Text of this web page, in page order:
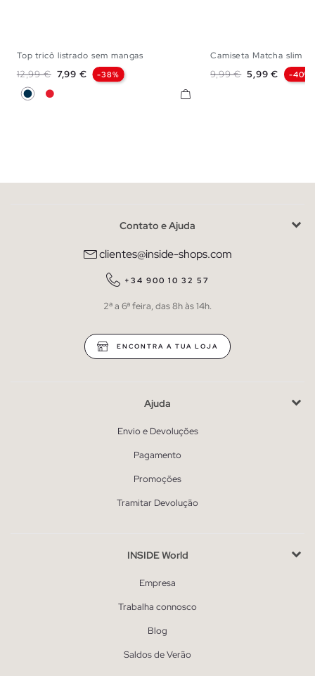
Top tricô listrado sem mangas
Preço normal
12,99 € Preço
7,99 € -38%
Azul Marinho
Coral
Camiseta Matcha slim
Preço normal
9,99 € Preço
5,99 € -40%
Contato e Ajuda
clientes@inside-shops.com
+34 900 10 32 57
2ª a 6ª feira, das 8h às 14h.
ENCONTRA A TUA LOJA
Ajuda
Envio e Devoluções
Pagamento
Promoções
Tramitar Devolução
INSIDE World
Empresa
Trabalha connosco
Blog
Saldos de Verão